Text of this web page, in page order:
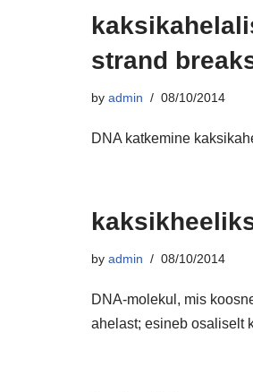
strand
by admin 08/10/2014
DNA katkemine
by admin 08/10/2014
DNA-molekul, mis
ahelast; esineb osaliselt